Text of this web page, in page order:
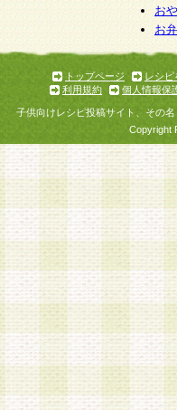
お
お
トップページ
レシピ
利用規約
個人情報保
子供向けレシピ投稿サイト、その
Copyright